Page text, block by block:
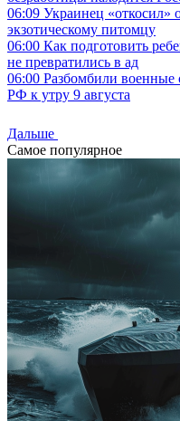
06:09 Украинец «откосил»
экзотическому питомцу
06:00 Как подготовить
не превратились в ад
06:00 Разбомбили
РФ к утру 9 августа
Дальше
Самое популярное